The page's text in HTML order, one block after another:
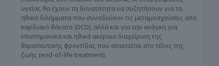
υγείας θα έχουν τη δυνατότητα να συζητήσουν για τα
ηθικά διλήμματα που συνοδεύουν τις μεταμοσχεύσεις από
καρδιακό θάνατο (DCD), αλλά και για την ανάγκη για
επιστημονικά και ηθικά ακέραια διαχείριση της
θεραπευτικής φροντίδας που απαιτείται στο τέλος της
ζωής (end-of-life treatment).